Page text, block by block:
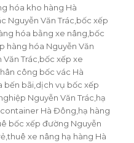
hóa kho hàng Hà
Nguyễn Văn Trác bốc xếp
hóa bằng xe nâng bốc
hàng hóa Nguyễn Văn
Trác bốc xếp xe
công bốc vác Hà
bến bãi dịch vụ bốc xếp
Nguyễn Văn Trác hạ
Hà Đông hạ hàng
bốc xếp đường Nguyễn
,thuê xe nâng hạ hàng Hà